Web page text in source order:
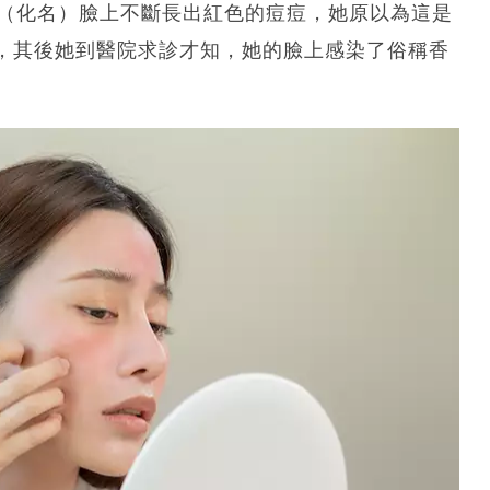
化名）臉上不斷長出紅色的痘痘，她原以為這是
後她到醫院求診才知，她的臉上感染了俗稱香